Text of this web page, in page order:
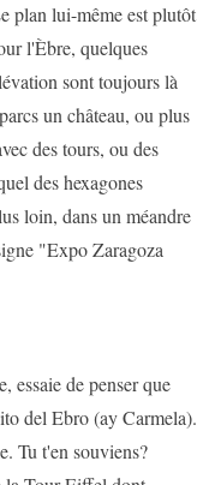
plan lui-même est plutôt
l'Èbre, quelques
sont toujours là
un château, ou plus
des tours, ou des
des hexagones
loin, dans un méandre
"Expo Zaragoza
essaie de penser que
del Ebro (ay Carmela).
Tu t'en souviens?